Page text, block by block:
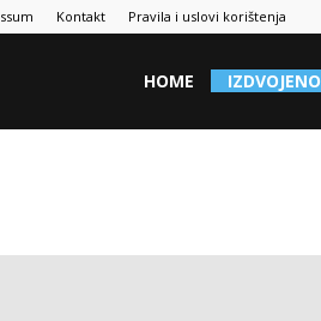
Kontakt Pravila i uslovi korištenja
HOME IZDVOJENO